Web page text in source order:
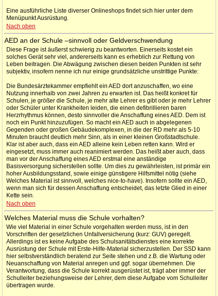
Eine ausführliche Liste diverser Onlineshops findet sich hier unter dem
Menüpunkt Ausrüstung.
Nach oben
AED an der Schule –sinnvoll oder Geldverschwendung
Diese Frage ist äußerst schwierig zu beantworten. Einerseits kostet ein
solches Gerät sehr viel, andererseits kann es erheblich zur Rettung von
Leben beitragen. Die Abwägung zwischen diesen beiden Punkten ist sehr
subjektiv, insofern nenne ich nur einige grundsätzliche unstrittige Punkte:
Die Bundesärztekammer empfiehlt ein AED dort anzuschaffen, wo eine
Nutzung innerhalb von zwei Jahren zu erwarten ist. Das heißt konkret für
Schulen, je größer die Schule, je mehr alte Lehrer es gibt oder je mehr Lehrer
oder Schüler unter Krankheiten leiden, die einen defibrillieren baren
Herzrhythmus können, desto sinnvoller die Anschaffung eines AED. Dem ist
noch ein Punkt hinzuzufügen. So macht ein AED auch in abgelegenen
Gegenden oder großen Gebäudekomplexen, in die der RD mehr als 5-10
Minuten braucht deutlich mehr Sinn, als in einer kleinen Großstadtschule.
Klar ist aber auch, dass ein AED alleine kein Leben retten kann. Wird er
eingesetzt, muss immer auch reanimiert werden. Das heißt aber auch, dass
man vor der Anschaffung eines AED erstmal eine anständige
Basisversorgung sicherstellen sollte. Um dies zu gewährleisten, ist primär ein
hoher Ausbildungsstand, sowie einige günstigere Hilfsmittel nötig (siehe
Welches Material ist sinnvoll, welches nice-to-have). Insofern sollte ein AED,
wenn man sich für dessen Anschaffung entscheidet, das letzte Glied in einer
Kette sein.
Nach oben
Welches Material muss die Schule vorhalten?
Wie viel Material in einer Schule vorgehalten werden muss, ist in den
Vorschriften der gesetzlichen Unfallversicherung (kurz: GUV) geregelt.
Allerdings ist es keine Aufgabe des Schulsanitätsdienstes eine korrekte
Ausrüstung der Schule mit Erste-Hilfe-Material sicherzustellen. Der SSD kann
hier selbstverständlich beratend zur Seite stehen und z.B. die Wartung oder
Neuanschaffung von Material anregen und ggf. sogar übernehmen. Die
Verantwortung, dass die Schule korrekt ausgerüstet ist, trägt aber immer der
Schulleiter beziehungsweise der Lehrer, dem diese Aufgabe vom Schulleiter
übertragen wurde.